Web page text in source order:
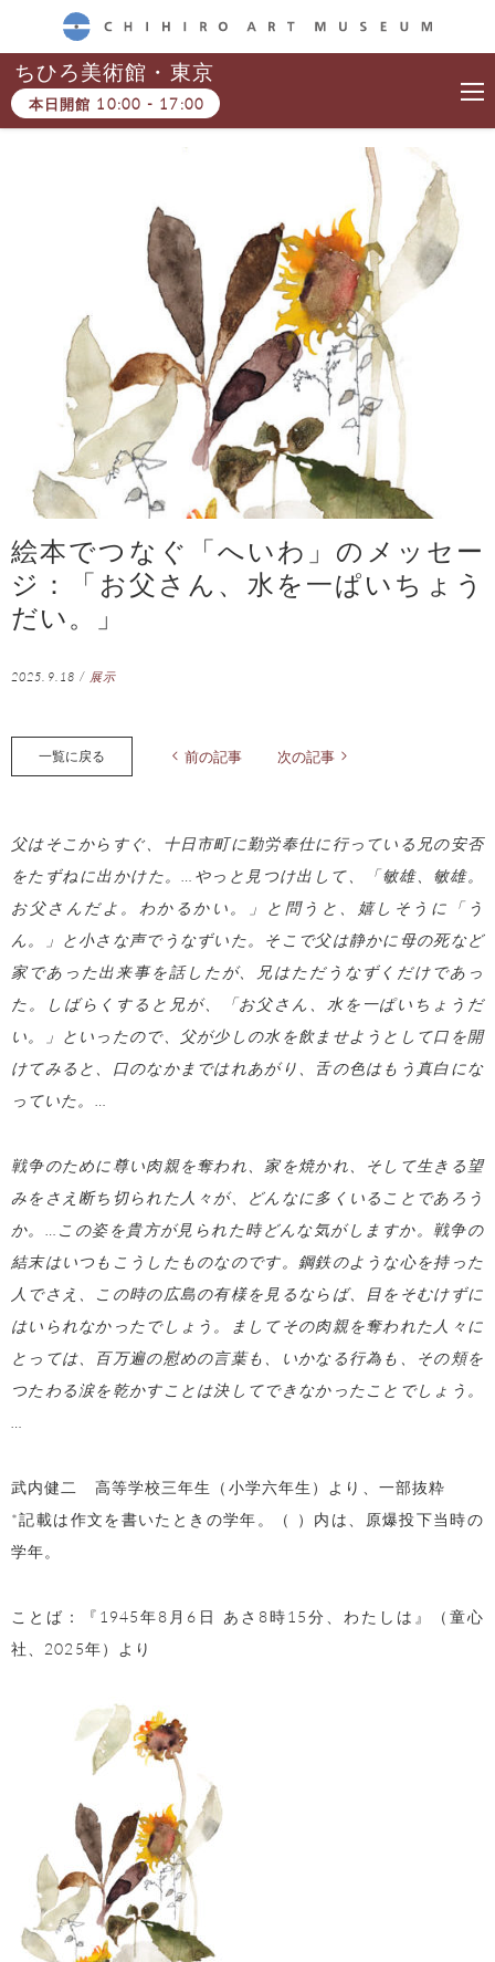
CHIHIRO ART MUSEUM
ちひろ美術館・東京
本日開館 10:00 - 17:00
絵本でつなぐ「へいわ」のメッセー
ジ：「お父さん、水を一ぱいちょう
だい。」
2025.9.18 / 展示
一覧に戻る 前の記事 次の記事
父はそこからすぐ、十日市町に勤労奉仕に行っている兄の安否
をたずねに出かけた。…やっと見つけ出して、「敏雄、敏雄。
お父さんだよ。わかるかい。」と問うと、嬉しそうに「う
ん。」と小さな声でうなずいた。そこで父は静かに母の死など
家であった出来事を話したが、兄はただうなずくだけであっ
た。しばらくすると兄が、「お父さん、水を一ぱいちょうだ
い。」といったので、父が少しの水を飲ませようとして口を開
けてみると、口のなかまではれあがり、舌の色はもう真白にな
っていた。…
戦争のために尊い肉親を奪われ、家を焼かれ、そして生きる望
みをさえ断ち切られた人々が、どんなに多くいることであろう
か。…この姿を貴方が見られた時どんな気がしますか。戦争の
結末はいつもこうしたものなのです。鋼鉄のような心を持った
人でさえ、この時の広島の有様を見るならば、目をそむけずに
はいられなかったでしょう。ましてその肉親を奪われた人々に
とっては、百万遍の慰めの言葉も、いかなる行為も、その頬を
つたわる涙を乾かすことは決してできなかったことでしょう。
…
武内健二 高等学校三年生（小学六年生）より、一部抜粋
*記載は作文を書いたときの学年。（ ）内は、原爆投下当時の
学年。
ことば：『1945年8月6日 あさ8時15分、わたしは』（童心
社、2025年）より